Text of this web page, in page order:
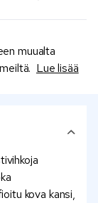
muualta
Lue lisää
kova kansi,